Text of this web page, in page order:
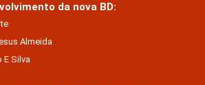
da nova BD:
Almeida
E Silva